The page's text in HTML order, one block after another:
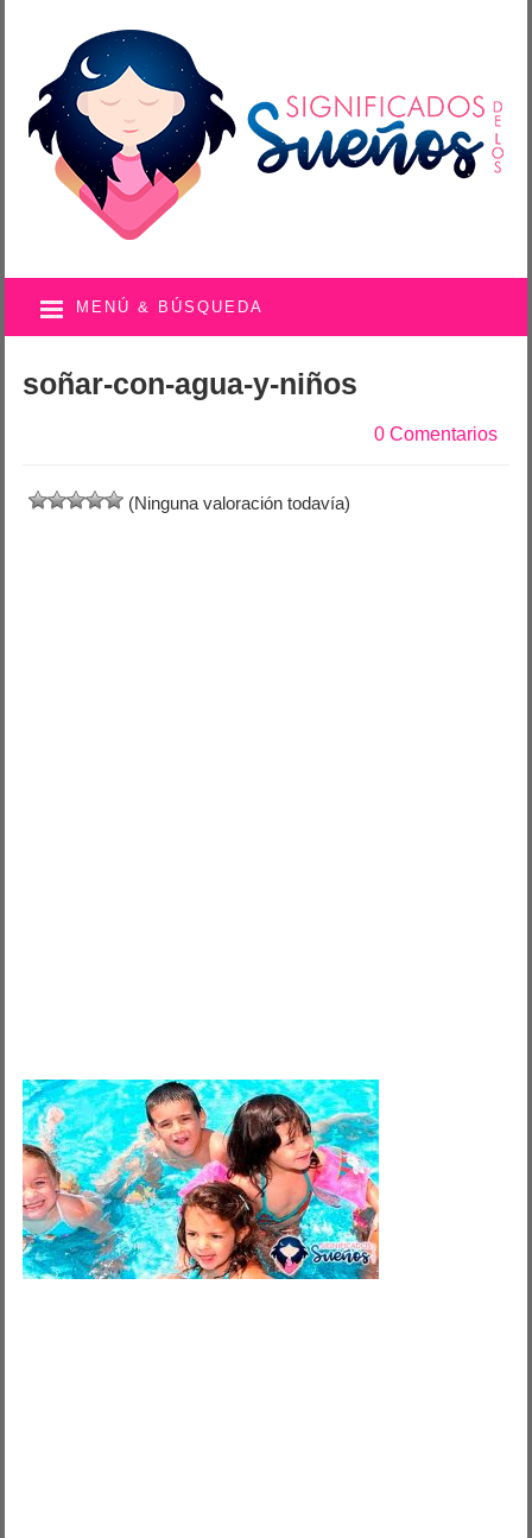
MENÚ & BÚSQUEDA
soñar-con-agua-y-niños
0 Comentarios
(Ninguna valoración todavía)